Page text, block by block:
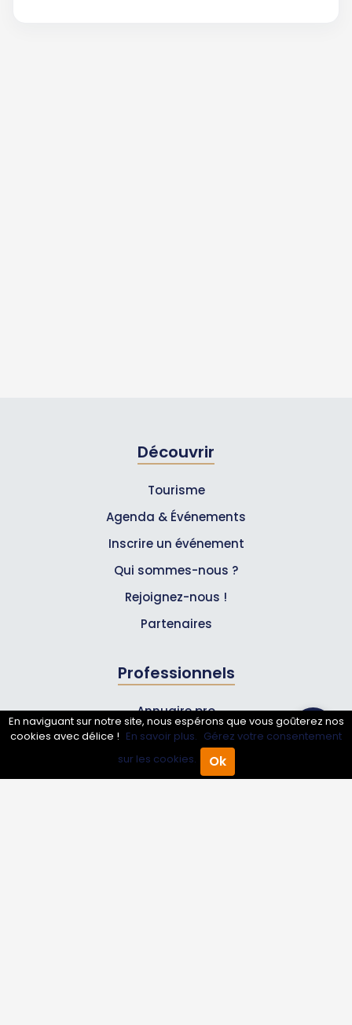
Annuaire Pro Agenda
Découvrir
Tourisme
Agenda & Événements
Inscrire un événement
Qui sommes-nous ?
Rejoignez-nous !
Partenaires
Professionnels
Annuaire pro
Inscrire mon entreprise
Les Abonnements Pros
En naviguant sur notre site, nous espérons que vous goûterez nos
cookies avec délice ! En savoir plus. Gérez votre consentement
sur les cookies.
Ok